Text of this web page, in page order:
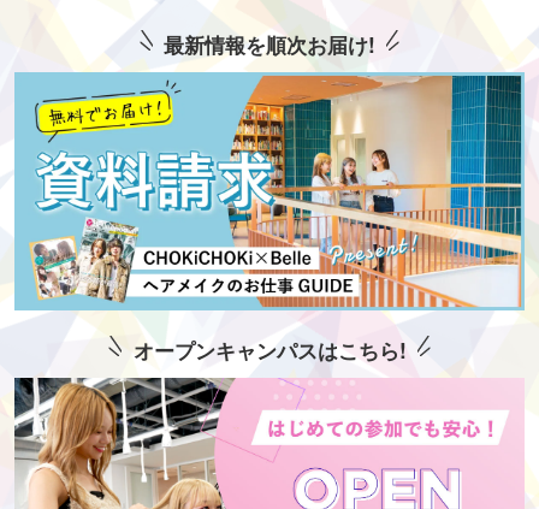
最新情報を順次お届け!
オープンキャンパスはこちら!